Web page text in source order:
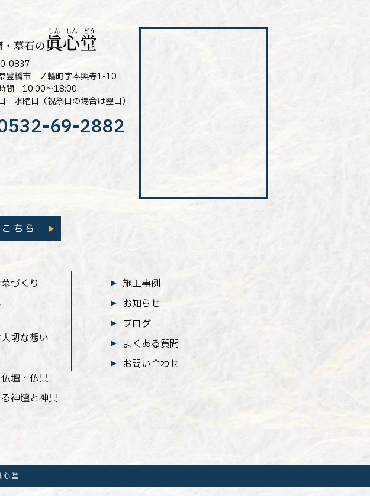
0837
豊橋市三ノ輪町字本興寺1-10
間 10:00～18:00
水曜日（祝祭日の場合は翌日）
69-2882
ちら
づくり
切な想い
壇・仏具
神壇と神具
施工事例
お知らせ
ブログ
よくある質問
お問い合わせ
堂